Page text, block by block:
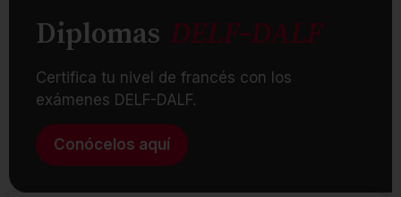
Diplomas DELF-DALF
Certifica tu nivel de francés con los
exámenes DELF-DALF.
Conócelos aquí